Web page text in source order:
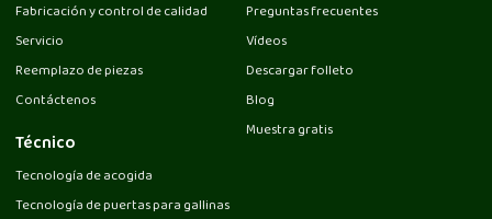
Fabricación y control de calidad
Servicio
Reemplazo de piezas
Contáctenos
Técnico
Tecnología de acogida
Tecnología de puertas para gallinas
Preguntas frecuentes
Vídeos
Descargar folleto
Blog
Muestra gratis